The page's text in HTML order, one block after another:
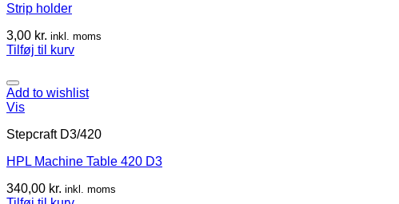
Strip holder
3,00 kr. inkl. moms
Tilføj til kurv
Add to wishlist
Vis
Stepcraft D3/420
HPL Machine Table 420 D3
340,00 kr. inkl. moms